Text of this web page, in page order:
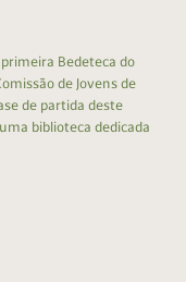
Bedeteca do
de Jovens de
de partida deste
biblioteca dedicada